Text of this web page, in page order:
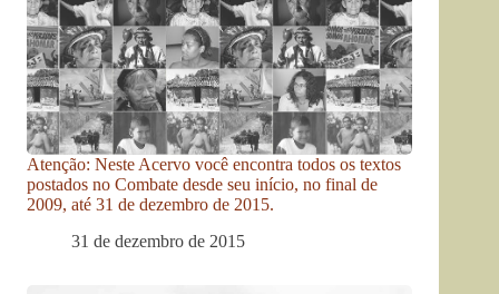
Atenção: Neste Acervo você encontra todos os textos
postados no Combate desde seu início, no final de
2009, até 31 de dezembro de 2015.
31 de dezembro de 2015